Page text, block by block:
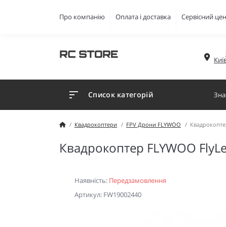
Про компанію Оплата і доставка Сервісний
Список категорій
Квадрокоптери FPV Дрони FLYWOO
Квадрокоптер FLYWOO
Наявність: Передзамовлення
Артикул: FW19002440